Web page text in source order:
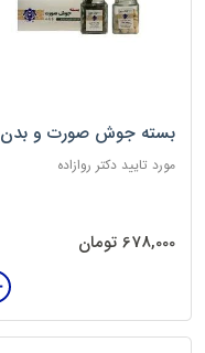
بسته جوش صورت و بدن
مورد تایید دکتر روازاده
678,000 تومان